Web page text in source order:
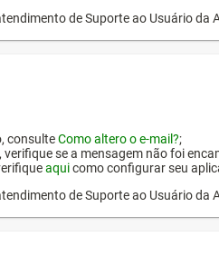
de Suporte ao Usuário da
consulteComo altero o e-mail?;
verifique se a mensagem não foi
aquicomo configurar seu
de Suporte ao Usuário da